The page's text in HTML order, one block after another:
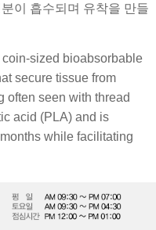
이 흡수되며 유착을 만들
coin-sized bioabsorbable
secure tissue from
often seen with thread
acid (PLA) and is
while facilitating